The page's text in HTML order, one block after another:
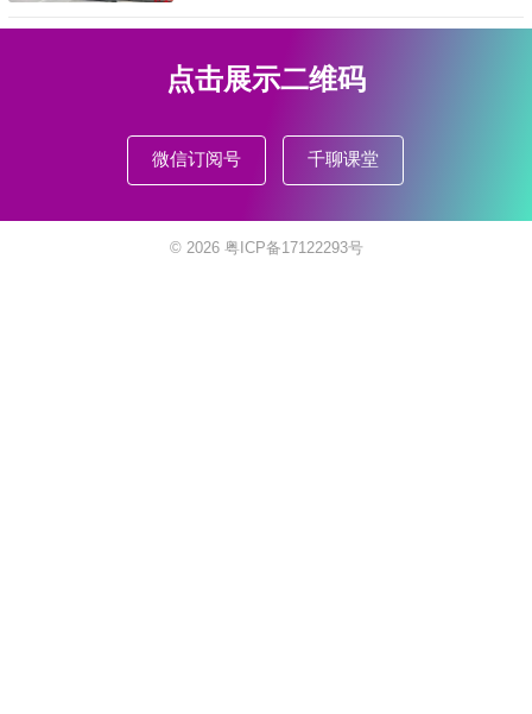
点击展示二维码
微信订阅号 千聊课堂
© 2026 粤ICP备17122293号